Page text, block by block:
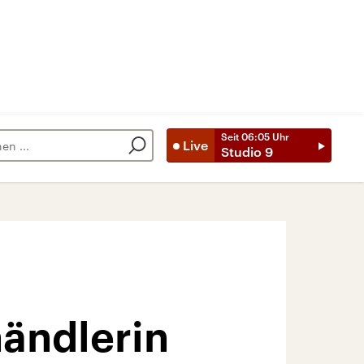
Live
Seit 06:05 Uhr
Studio 9